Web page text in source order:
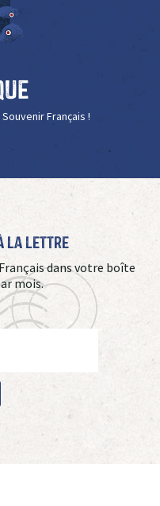
Français !
La Lettre
dans votre boîte
mois.